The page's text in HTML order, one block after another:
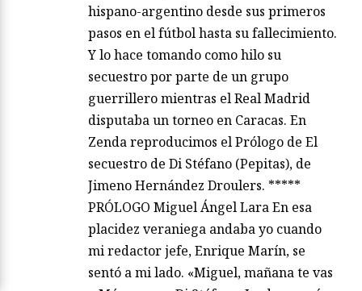
hispano-argentino desde sus primeros
pasos en el fútbol hasta su fallecimiento.
Y lo hace tomando como hilo su
secuestro por parte de un grupo
guerrillero mientras el Real Madrid
disputaba un torneo en Caracas. En
Zenda reproducimos el Prólogo de El
secuestro de Di Stéfano (Pepitas), de
Jimeno Hernández Droulers. *****
PRÓLOGO Miguel Ángel Lara En esa
placidez veraniega andaba yo cuando
mi redactor jefe, Enrique Marín, se
sentó a mi lado. «Miguel, mañana te vas